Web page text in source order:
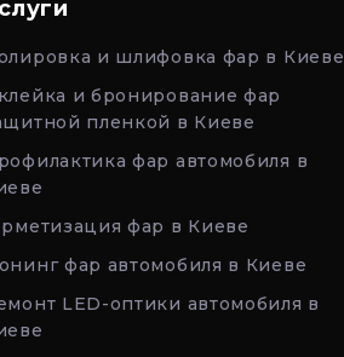
и шлифовка фар в Киеве
и бронирование фар
пленкой в Киеве
фар автомобиля в
фар в Киеве
фар автомобиля в Киеве
LED-оптики автомобиля в